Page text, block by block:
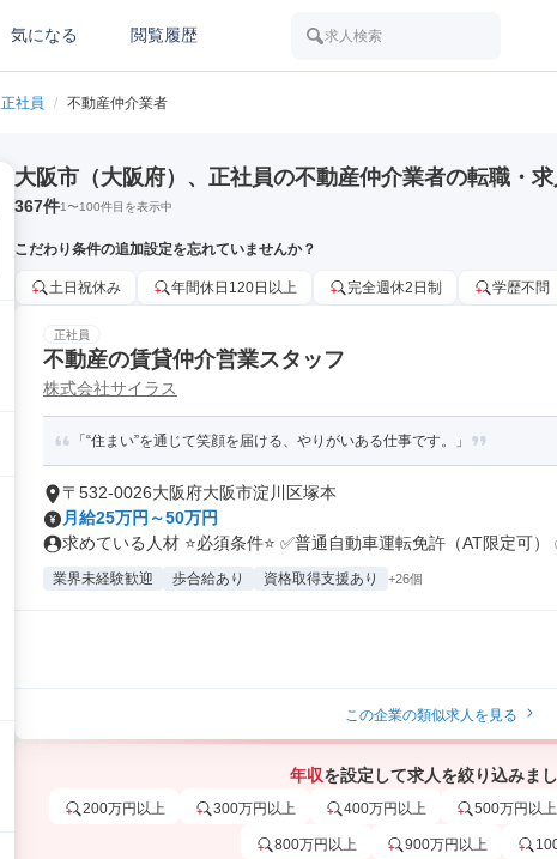
気になる 閲覧履歴 求人検索
正社員 / 不動産仲介業者
大阪市（大阪府）、正社員の不動産仲介業者の転職・
367件1〜100件目を表示中
こだわり条件の追加設定を忘れていませんか？
土日祝休み 年間休日120日以上 完全週休2日制 学歴不問
正社員
不動産の賃貸仲介営業スタッフ
株式会社サイラス
「“住まい”を通じて笑顔を届ける、やりがいある仕事です。」
〒532-0026大阪府大阪市淀川区塚本
月給25万円～50万円
求めている人材 ⭐必須条件⭐ ✅普通自動車運転免許（AT限定可）
業界未経験歓迎 歩合給あり 資格取得支援あり +26個
この企業の類似求人を見る
年収を設定して求人を絞り込みま
200万円以上 300万円以上 400万円以上 500万円以上
800万円以上 900万円以上